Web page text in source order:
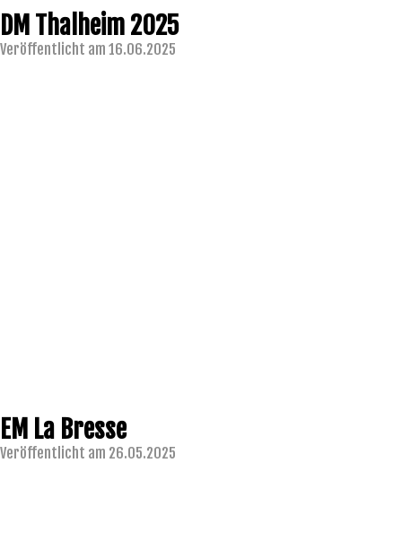
DM Thalheim 2025
Veröffentlicht am 16.06.2025
EM La Bresse
Veröffentlicht am 26.05.2025